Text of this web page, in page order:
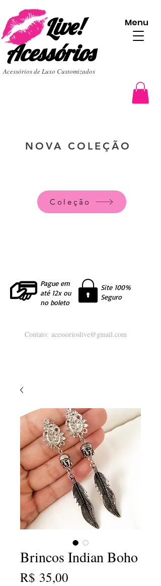
Live!
Acessórios
Acessórios de Luxo Customizados
NOVA COLEÇÃO
Menu
Coleção
Pague em
até 12x ou
no boleto
Site 100%
Seguro
Contato: acessorioslive@gmail.com
Brincos Indian Boho
R$ 35,00